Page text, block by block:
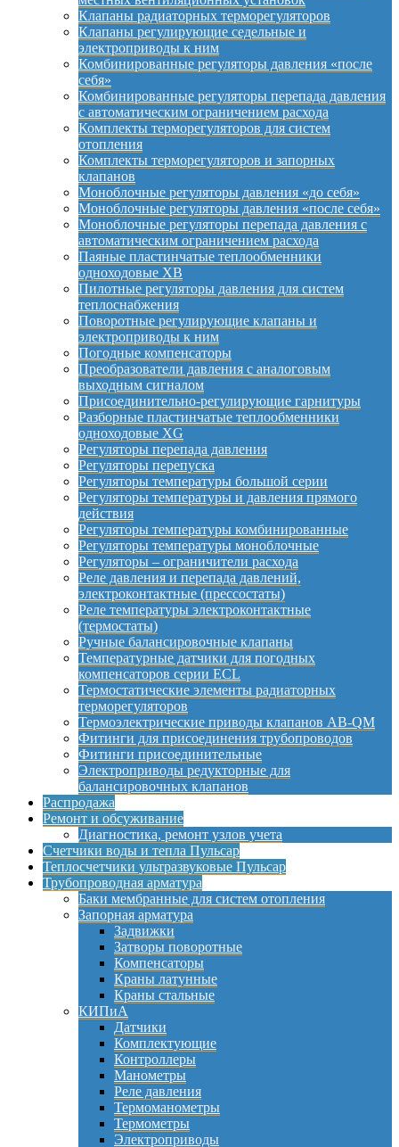
Клапаны радиаторных терморегуляторов
Клапаны регулирующие седельные и
электроприводы к ним
Комбинированные регуляторы давления «после
себя»
Комбинированные регуляторы перепада давления
с автоматическим ограничением расхода
Комплекты терморегуляторов для систем
отопления
Комплекты терморегуляторов и запорных
клапанов
Моноблочные регуляторы давления «до себя»
Моноблочные регуляторы давления «после себя»
Моноблочные регуляторы перепада давления с
автоматическим ограничением расхода
Паяные пластинчатые теплообменники
одноходовые XB
Пилотные регуляторы давления для систем
теплоснабжения
Поворотные регулирующие клапаны и
электроприводы к ним
Погодные компенсаторы
Преобразователи давления с аналоговым
выходным сигналом
Присоединительно-регулирующие гарнитуры
Разборные пластинчатые теплообменники
одноходовые XG
Регуляторы перепада давления
Регуляторы перепуска
Регуляторы температуры большой серии
Регуляторы температуры и давления прямого
действия
Регуляторы температуры комбинированные
Регуляторы температуры моноблочные
Регуляторы – ограничители расхода
Реле давления и перепада давлений,
электроконтактные (прессостаты)
Реле температуры электроконтактные
(термостаты)
Ручные балансировочные клапаны
Температурные датчики для погодных
компенсаторов серии ECL
Термостатические элементы радиаторных
терморегуляторов
Термоэлектрические приводы клапанов AB-QM
Фитинги для присоединения трубопроводов
Фитинги присоединительные
Электроприводы редукторные для
балансировочных клапанов
Распродажа
Ремонт и обсуживание
Диагностика, ремонт узлов учета
Счетчики воды и тепла Пульсар
Теплосчетчики ультразвуковые Пульсар
Трубопроводная арматура
Баки мембранные для систем отопления
Запорная арматура
Задвижки
Затворы поворотные
Компенсаторы
Краны латунные
Краны стальные
КИПиА
Датчики
Комплектующие
Контроллеры
Манометры
Реле давления
Термоманометры
Термометры
Электроприводы